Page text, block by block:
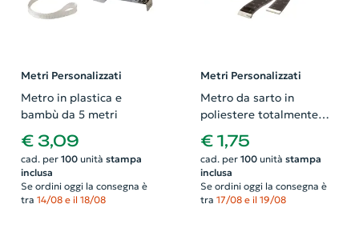
Metri Personalizzati
Metro in plastica e
bambù da 5 metri
€ 3,09
cad. per 100unità stampa
inclusa
Se ordini oggi la consegna è
tra 14/08 e il 18/08
Metri Personalizzati
Metro da sarto in
poliestere totalmente
personalizzabile su
entrambi i lati da 150cm
€ 1,75
cad. per 100unità stampa
inclusa
Se ordini oggi la consegna è
tra 17/08 e il 19/08